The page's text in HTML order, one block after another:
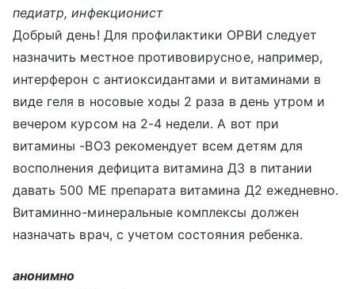
педиатр, инфекционист
Добрый день! Для профилактики ОРВИ следует
назначить местное противовирусное, например,
интерферон с антиоксидантами и витаминами в
виде геля в носовые ходы 2 раза в день утром и
вечером курсом на 2-4 недели. А вот при
витамины -ВОЗ рекомендует всем детям для
восполнения дефицита витамина Д3 в питании
давать 500 МЕ препарата витамина Д2 ежедневно.
Витаминно-минеральные комплексы должен
назначать врач, с учетом состояния ребенка.
анонимно